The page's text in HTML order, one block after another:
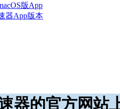
版App
器App版本
器的官方网站